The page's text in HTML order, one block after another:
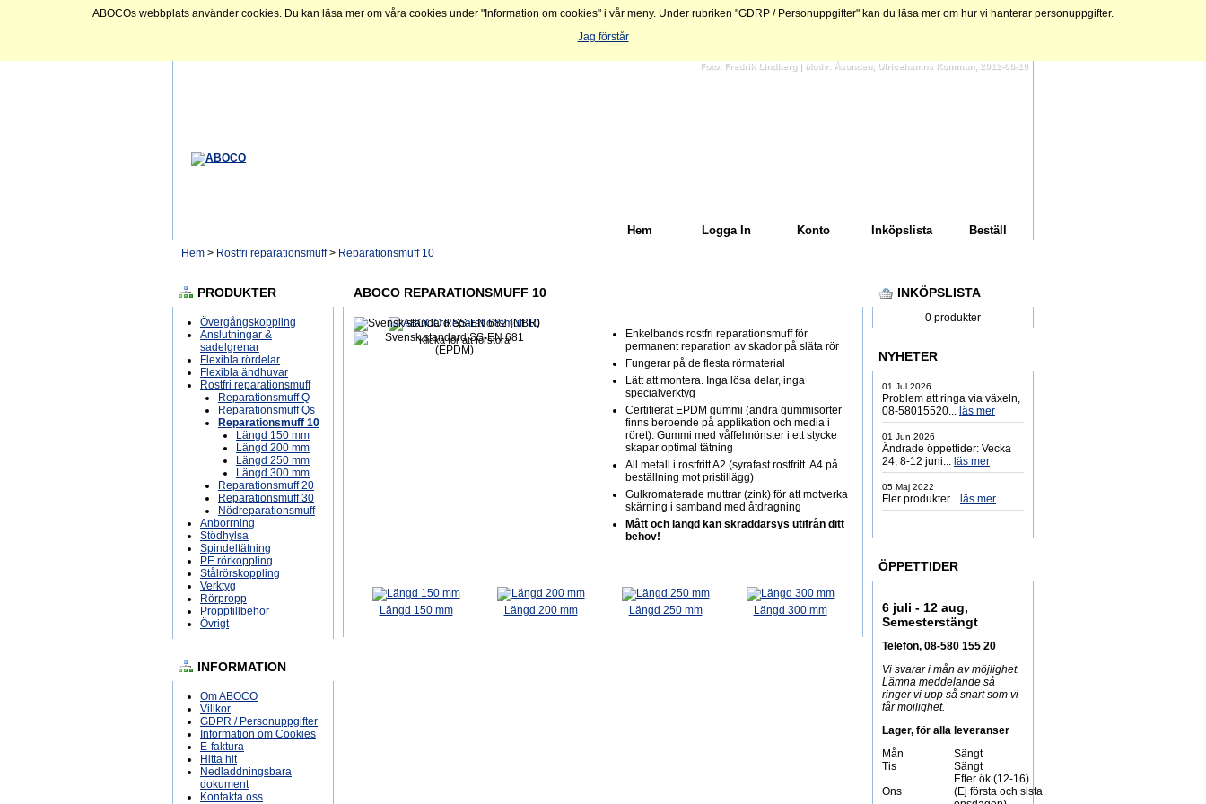
ABOCOs webbplats använder cookies. Du kan läsa mer om våra cookies under "Information om cookies" i vår meny. Under rubriken "GDRP / Personuppgifter" kan du läsa mer om hur vi hanterar personuppgifter.
Jag förstår
Foto: Fredrik Lindberg | Motiv: Åsunden, Ulricehamns Kommun, 2012-08-10
Hem Logga In Konto Inköpslista Beställ
Hem > Rostfri reparationsmuff> Reparationsmuff 10
PRODUKTER
Övergångskoppling
Anslutningar &
sadelgrenar
Flexibla rördelar
Flexibla ändhuvar
Rostfri reparationsmuff
Reparationsmuff Q
Reparationsmuff Qs
Reparationsmuff 10
Längd 150 mm
Längd 200 mm
Längd 250 mm
Längd 300 mm
Reparationsmuff 20
Reparationsmuff 30
Nödreparationsmuff
Anborrning
Stödhylsa
Spindeltätning
PE rörkoppling
Stålrörskoppling
Verktyg
Rörpropp
Propptillbehör
Övrigt
INFORMATION
Om ABOCO
Villkor
GDPR / Personuppgifter
Information om Cookies
E-faktura
Hitta hit
Nedladdningsbara
dokument
Kontakta oss
INKÖPSLISTA
0 produkter
NYHETER
01 Jul 2026
Problem att ringa via växeln,
08-58015520... läs mer
01 Jun 2026
Ändrade öppettider: Vecka
24, 8-12 juni... läs mer
05 Maj 2022
Fler produkter... läs mer
ÖPPETTIDER
6 juli - 12 aug,
Semesterstängt
Telefon, 08-580 155 20
Vi svarar i mån av möjlighet.
Lämna meddelande så
ringer vi upp så snart som vi
får möjlighet.
Lager, för alla leveranser
Mån
Sängt
Tis
Sängt
Ons
Efter ök (12-16)
(Ej första och sista
ABOCO REPARATIONSMUFF 10
Klicka för att förstora
Enkelbands rostfri reparationsmuff för
permanent reparation av skador på släta rör
Fungerar på de flesta rörmaterial
Lätt att montera. Inga lösa delar, inga
specialverktyg
Certifierat EPDM gummi (andra gummisorter
finns beroende på applikation och media i
röret). Gummi med våffelmönster i ett stycke
skapar optimal tätning
All metall i rostfritt A2 (syrafast rostfritt A4 på
beställning mot pristillägg)
Gulkromaterade muttrar (zink) för att motverka
skärning i samband med åtdragning
Mått och längd kan skräddarsys utifrån ditt
behov!
Längd 150 mm Längd 200 mm Längd 250 mm Längd 300 mm